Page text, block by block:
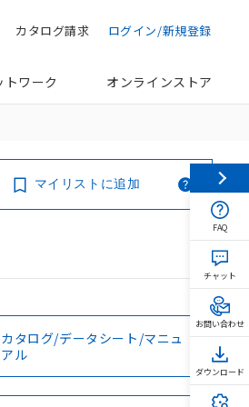
ログイン/新規登録
カタログ請求
トワーク オンラインストア
マイリストに追加
カタログ/データシート/マニュ
アル
FAQ
チャット
お問い合わせ
ダウンロード